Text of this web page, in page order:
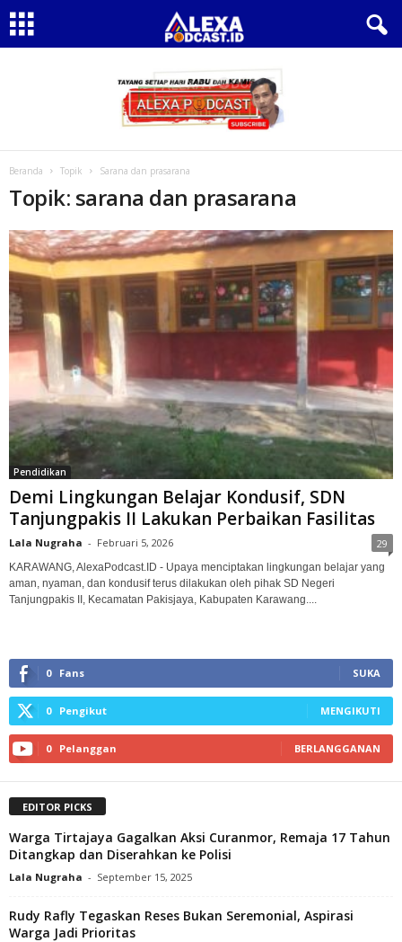
Beranda Topik Sarana dan prasarana
Topik: sarana dan prasarana
Pendidikan
Demi Lingkungan Belajar Kondusif, SDN
Tanjungpakis II Lakukan Perbaikan Fasilitas
Lala Nugraha - Februari 5, 2026 29
KARAWANG, AlexaPodcast.ID - Upaya menciptakan lingkungan belajar yang
aman, nyaman, dan kondusif terus dilakukan oleh pihak SD Negeri
Tanjungpakis II, Kecamatan Pakisjaya, Kabupaten Karawang....
0 Fans SUKA
0 Pengikut MENGIKUTI
0 Pelanggan BERLANGGANAN
EDITOR PICKS
Warga Tirtajaya Gagalkan Aksi Curanmor, Remaja 17 Tahun
Ditangkap dan Diserahkan ke Polisi‎
Lala Nugraha - September 15, 2025
Rudy Rafly Tegaskan Reses Bukan Seremonial, Aspirasi
Warga Jadi Prioritas